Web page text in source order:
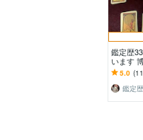
鑑定歴
います
祈願師
5.0